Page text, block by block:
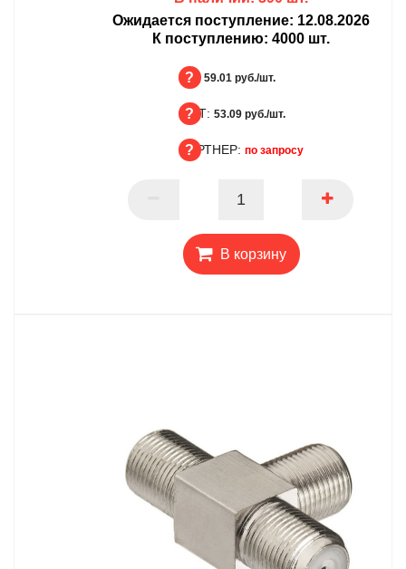
Ожидается поступление: 12.08.2026
К поступлению: 4000 шт.
БЦ: 59.01 руб./шт.
ОПТ: 53.09 руб./шт.
ПАРТНЕР: по запросу
В корзину